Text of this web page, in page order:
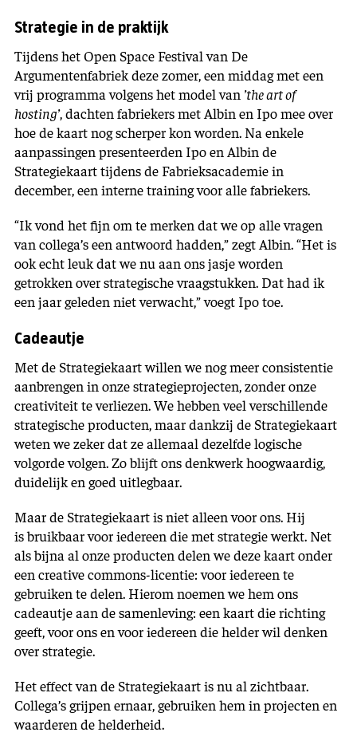
Strategie in de praktijk
Tijdens het Open Space Festival van De
Argumentenfabriek deze zomer, een middag met een
vrij programma volgens het model van ’the art of
hosting’, dachten fabriekers met Albin en Ipo mee over
hoe de kaart nog scherper kon worden. Na enkele
aanpassingen presenteerden Ipo en Albin de
Strategiekaart tijdens de Fabrieksacademie in
december, een interne training voor alle fabriekers.
“Ik vond het fijn om te merken dat we op alle vragen
van collega’s een antwoord hadden,” zegt Albin. “Het is
ook echt leuk dat we nu aan ons jasje worden
getrokken over strategische vraagstukken. Dat had ik
een jaar geleden niet verwacht,” voegt Ipo toe.
Cadeautje
Met de Strategiekaart willen we nog meer consistentie
aanbrengen in onze strategieprojecten, zonder onze
creativiteit te verliezen. We hebben veel verschillende
strategische producten, maar dankzij de Strategiekaart
weten we zeker dat ze allemaal dezelfde logische
volgorde volgen. Zo blijft ons denkwerk hoogwaardig,
duidelijk en goed uitlegbaar.
Maar de Strategiekaart is niet alleen voor ons. Hij
is bruikbaar voor iedereen die met strategie werkt. Net
als bijna al onze producten delen we deze kaart onder
een creative commons-licentie: voor iedereen te
gebruiken te delen. Hierom noemen we hem ons
cadeautje aan de samenleving: een kaart die richting
geeft, voor ons en voor iedereen die helder wil denken
over strategie.
Het effect van de Strategiekaart is nu al zichtbaar.
Collega’s grijpen ernaar, gebruiken hem in projecten en
waarderen de helderheid.